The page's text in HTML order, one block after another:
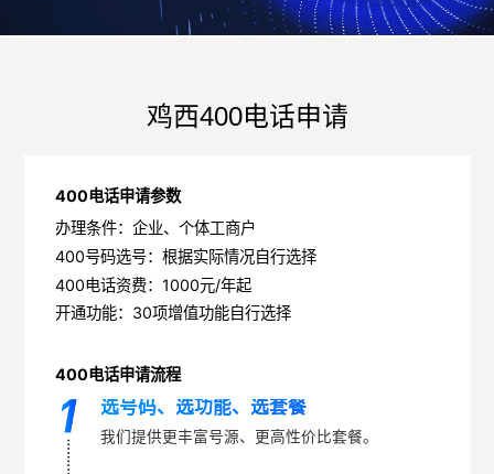
鸡西400电话申请
400电话申请参数
办理条件：企业、个体工商户
400号码选号：根据实际情况自行选择
400电话资费：1000元/年起
开通功能：30项增值功能自行选择
400电话申请流程
选号码、选功能、选套餐
我们提供更丰富号源、更高性价比套餐。